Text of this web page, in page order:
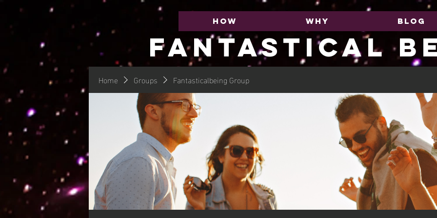
HOW WHY BLOG
FANTASTICAL
Home Groups Fantasticalbeing Group